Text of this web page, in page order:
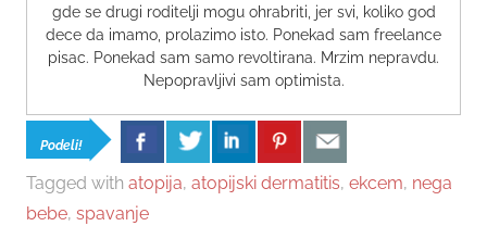
gde se drugi roditelji mogu ohrabriti, jer svi, koliko god
dece da imamo, prolazimo isto. Ponekad sam freelance
pisac. Ponekad sam samo revoltirana. Mrzim nepravdu.
Nepopravljivi sam optimista.
Podeli!
Tagged with atopija, atopijski dermatitis, ekcem, nega
bebe, spavanje